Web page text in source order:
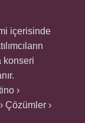
içerisinde
konseri
›
Çözümler ›